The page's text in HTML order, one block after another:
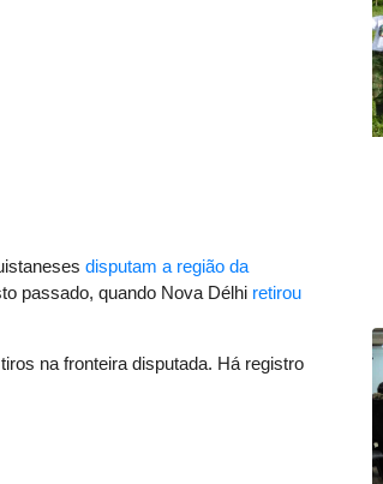
disputam a região da
passado, quando Nova Délhi retirou
na fronteira disputada. Há registro